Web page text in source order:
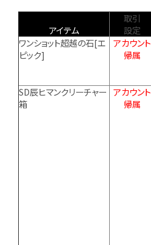
アイテム
取引
設定
ワンショット超越の石[エ
ピック]
アカウント
帰属
SD辰ヒマンクリーチャー
箱
アカウント
帰属